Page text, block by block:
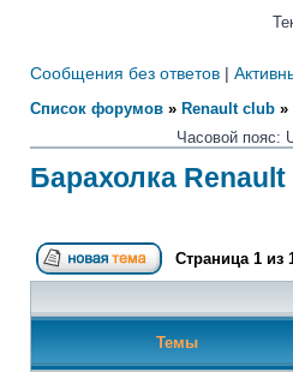
Сообщения без ответов |
Список форумов » Renault club »
Часовой пояс:
Барахолка Renault
Страница 1 из
Темы